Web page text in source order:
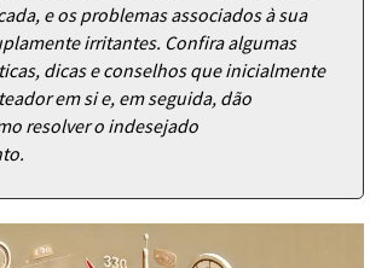
e os problemas associados à sua
irritantes. Confira algumas
dicas e conselhos que inicialmente
em si e, em seguida, dão
resolver o indesejado